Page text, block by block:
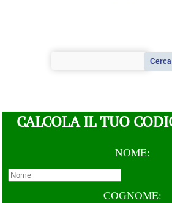
CALCOLA IL TUO
NOME
COGNOME